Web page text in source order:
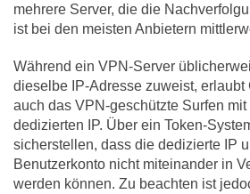
mehrere Server, die die
ist bei den meisten Anbietern
Während ein VPN-Server
dieselbe IP-Adresse zuweist, erlaubt
auch das VPN-geschützte Surfen
dedizierten IP. Über ein Token-
sicherstellen, dass die dedizierte IP
Benutzerkonto nicht miteinander in
werden können. Zu beachten ist